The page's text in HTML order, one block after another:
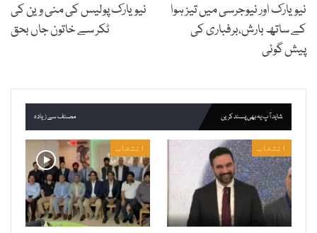
نیویارک اور نیوجرسی میں تیز ہوا
کے ساتھ بارش،برفباری کی
پیش گوئی
نیویارک پولیس کی منی وین کی
ٹکر سے خاتون جاں بحق
شاید آپ یہ بھی پسند کریں مصنف سے زیادہ
انتخاب انتخاب